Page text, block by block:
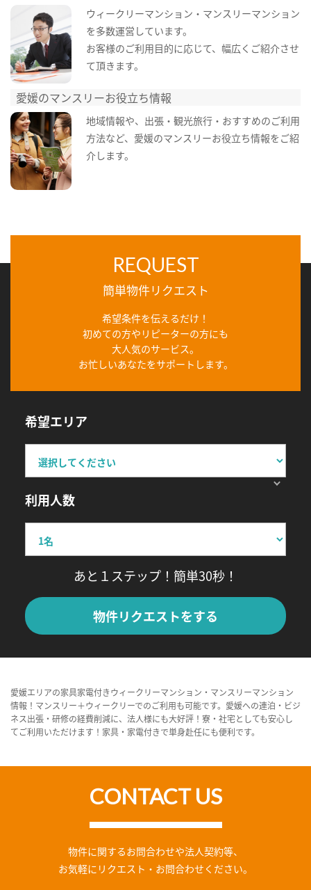
ウィークリーマンション・マンスリーマンション
を多数運営しています。
お客様のご利用目的に応じて、幅広くご紹介させ
て頂きます。
愛媛のマンスリーお役立ち情報
地域情報や、出張・観光旅行・おすすめのご利用
方法など、愛媛のマンスリーお役立ち情報をご紹
介します。
REQUEST
簡単物件リクエスト
希望条件を伝えるだけ！
初めての方やリピーターの方にも
大人気のサービス。
お忙しいあなたをサポートします。
希望エリア
利用人数
あと１ステップ！簡単30秒！
物件リクエストをする
愛媛エリアの家具家電付きウィークリーマンション・マンスリーマンション
情報！マンスリー＋ウィークリーでのご利用も可能です。愛媛への連泊・ビジ
ネス出張・研修の経費削減に、法人様にも大好評！寮・社宅としても安心し
てご利用いただけます！家具・家電付きで単身赴任にも便利です。
CONTACT US
物件に関するお問合わせや法人契約等、
お気軽にリクエスト・お問合わせください。